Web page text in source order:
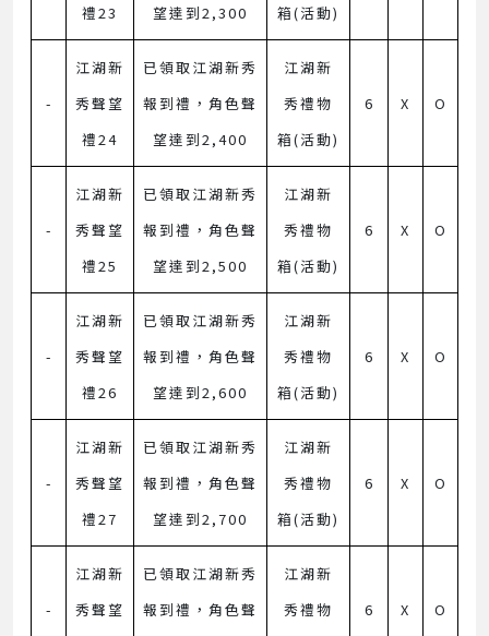
禮23
望達到2,300
箱(活動)
-
江湖新
秀聲望
禮24
已領取江湖新秀
報到禮，角色聲
望達到2,400
江湖新
秀禮物
箱(活動)
6 X O
-
江湖新
秀聲望
禮25
已領取江湖新秀
報到禮，角色聲
望達到2,500
江湖新
秀禮物
箱(活動)
6 X O
-
江湖新
秀聲望
禮26
已領取江湖新秀
報到禮，角色聲
望達到2,600
江湖新
秀禮物
箱(活動)
6 X O
-
江湖新
秀聲望
禮27
已領取江湖新秀
報到禮，角色聲
望達到2,700
江湖新
秀禮物
箱(活動)
6 X O
-
江湖新
秀聲望
已領取江湖新秀
報到禮，角色聲
江湖新
秀禮物
6 X O